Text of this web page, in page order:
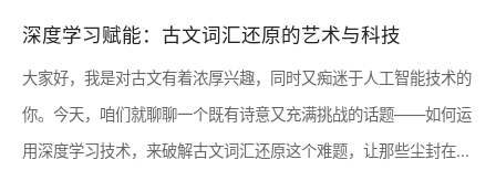
深度学习赋能：古文词汇还原的艺术与科技
大家好，我是对古文有着浓厚兴趣，同时又痴迷于人工智能技术的
你。今天，咱们就聊聊一个既有诗意又充满挑战的话题——如何运
用深度学习技术，来破解古文词汇还原这个难题，让那些尘封在历